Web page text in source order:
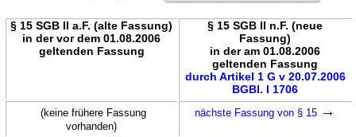
§ 15 SGB II a.F. (alte Fassung)
in der vor dem 01.08.2006
geltenden Fassung
§ 15 SGB II n.F. (neue
Fassung)
in der am 01.08.2006
geltenden Fassung
durch Artikel 1 G v 20.07.2006
BGBl. I 1706
(keine frühere Fassung
vorhanden)
nächste Fassung von § 15 →